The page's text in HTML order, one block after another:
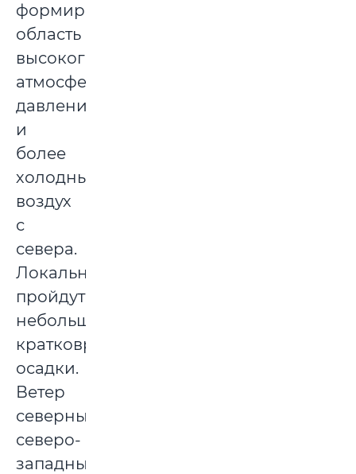
формировать
область
высокого
атмосферного
давления
и
более
холодный
воздух
с
севера.
Локально
пройдут
небольшие
кратковременные
осадки.
Ветер
северный,
северо-
западный,